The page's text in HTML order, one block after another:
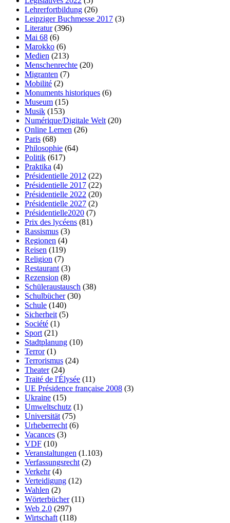
Lehrerfortbildung (26)
Leipziger Buchmesse 2017 (3)
Literatur(396)
Mai 68 (6)
Marokko (6)
Medien (213)
Menschenrechte (20)
Migranten (7)
Mobilité (2)
Monuments historiques (6)
Museum (15)
Musik (153)
Numérique/Digitale Welt (20)
Online Lernen (26)
Paris (68)
Philosophie (64)
Politik (617)
Praktika (4)
Présidentielle 2012 (22)
Présidentielle 2017 (22)
Présidentielle 2022 (20)
Présidentielle 2027 (2)
Présidentielle2020 (7)
Prix des lycéens (81)
Rassismus (3)
Regionen (4)
Reisen (119)
Religion (7)
Restaurant (3)
Rezension (8)
Schüleraustausch (38)
Schulbücher(30)
Schule (140)
Sicherheit (5)
Société (1)
Sport (21)
Stadtplanung (10)
Terror(1)
Terrorismus (24)
Theater(24)
Traité de l'Élysée (11)
UE Présidence française 2008 (3)
Ukraine (15)
Umweltschutz (1)
Universität (75)
Urheberrecht (6)
Vacances (3)
VDF (10)
Veranstaltungen (1.103)
Verfassungsrecht (2)
Verkehr(4)
Verteidigung (12)
Wahlen (2)
Wörterbücher(11)
Web 2.0 (297)
Wirtschaft (118)